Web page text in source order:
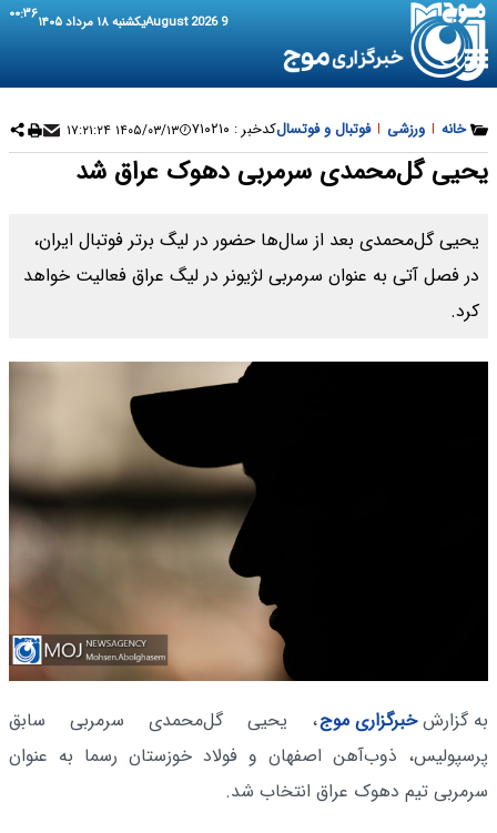
9 August 2026 یکشنبه ۱۸ مرداد ۱۴۰۵ ۰۰:۳۶
خانه | ورزشی | فوتبال و فوتسالکدخبر : ۷۱۰۲۱۰ ۱۴۰۵/۰۳/۱۳ ۱۷:۲۱:۲۴
یحیی گل‌محمدی سرمربی دهوک عراق شد
یحیی گل‌محمدی بعد از سال‌ها حضور در لیگ برتر فوتبال ایران،
در فصل آتی به عنوان سرمربی لژیونر در لیگ عراق فعالیت خواهد
کرد.
به گزارشخبرگزاری موج، یحیی گل‌محمدی سرمربی سابق
پرسپولیس، ذوب‌آهن اصفهان و فولاد خوزستان رسما به‌ عنوان
سرمربی تیم دهوک عراق انتخاب شد.